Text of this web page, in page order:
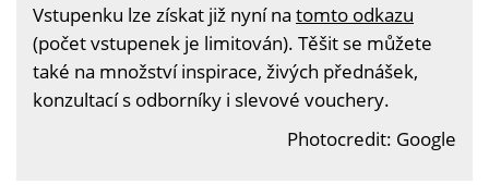
Vstupenku lze získat již nyní na tomto odkazu
(počet vstupenek je limitován). Těšit se můžete
také na množství inspirace, živých přednášek,
konzultací s odborníky i slevové vouchery.
Photocredit: Google